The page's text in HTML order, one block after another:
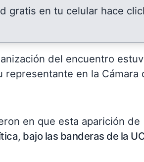
gratis en tu celular hace
del encuentro
representante en la Cámara
en que esta aparición de
bajo las banderas de la